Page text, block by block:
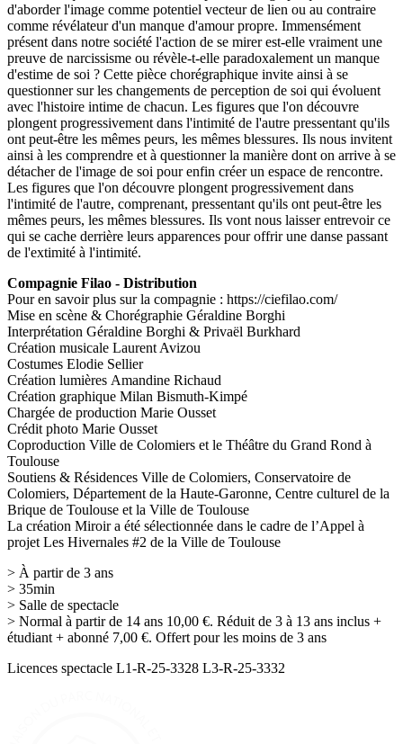
d'aborder l'image comme potentiel vecteur de lien ou au contraire
comme révélateur d'un manque d'amour propre. Immensément
présent dans notre société l'action de se mirer est-elle vraiment une
preuve de narcissisme ou révèle-t-elle paradoxalement un manque
d'estime de soi ? Cette pièce chorégraphique invite ainsi à se
questionner sur les changements de perception de soi qui évoluent
avec l'histoire intime de chacun. Les figures que l'on découvre
plongent progressivement dans l'intimité de l'autre pressentant qu'ils
ont peut-être les mêmes peurs, les mêmes blessures. Ils nous invitent
ainsi à les comprendre et à questionner la manière dont on arrive à se
détacher de l'image de soi pour enfin créer un espace de rencontre.
Les figures que l'on découvre plongent progressivement dans
l'intimité de l'autre, comprenant, pressentant qu'ils ont peut-être les
mêmes peurs, les mêmes blessures. Ils vont nous laisser entrevoir ce
qui se cache derrière leurs apparences pour offrir une danse passant
de l'extimité à l'intimité.
Compagnie Filao - Distribution
Pour en savoir plus sur la compagnie : https://ciefilao.com/
Mise en scène & Chorégraphie Géraldine Borghi
Interprétation Géraldine Borghi & Privaël Burkhard
Création musicale Laurent Avizou
Costumes Elodie Sellier
Création lumières Amandine Richaud
Création graphique Milan Bismuth-Kimpé
Chargée de production Marie Ousset
Crédit photo Marie Ousset
Coproduction Ville de Colomiers et le Théâtre du Grand Rond à
Toulouse
Soutiens & Résidences Ville de Colomiers, Conservatoire de
Colomiers, Département de la Haute-Garonne, Centre culturel de la
Brique de Toulouse et la Ville de Toulouse
La création Miroir a été sélectionnée dans le cadre de l’Appel à
projet Les Hivernales #2 de la Ville de Toulouse
> À partir de 3 ans
> 35min
> Salle de spectacle
> Normal à partir de 14 ans 10,00 €. Réduit de 3 à 13 ans inclus +
étudiant + abonné 7,00 €. Offert pour les moins de 3 ans
Licences spectacle L1-R-25-3328 L3-R-25-3332